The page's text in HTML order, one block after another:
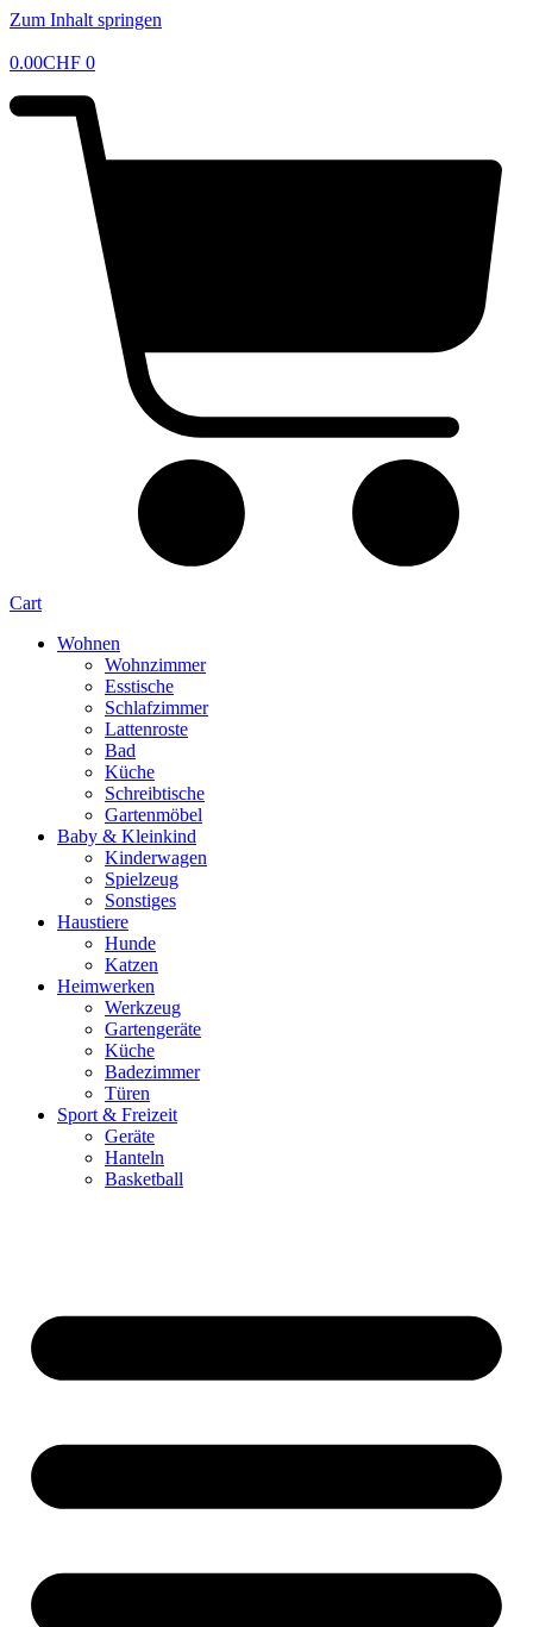
Zum Inhalt springen
0.00CHF 0
Cart
Wohnen
Wohnzimmer
Esstische
Schlafzimmer
Lattenroste
Bad
Küche
Schreibtische
Gartenmöbel
Baby & Kleinkind
Kinderwagen
Spielzeug
Sonstiges
Haustiere
Hunde
Katzen
Heimwerken
Werkzeug
Gartengeräte
Küche
Badezimmer
Türen
Sport & Freizeit
Geräte
Hanteln
Basketball